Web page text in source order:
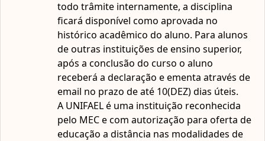
todo trâmite internamente, a disciplina
ficará disponível como aprovada no
histórico acadêmico do aluno. Para alunos
de outras instituições de ensino superior,
após a conclusão do curso o aluno
receberá a declaração e ementa através de
email no prazo de até 10(DEZ) dias úteis.
A UNIFAEL é uma instituição reconhecida
pelo MEC e com autorização para oferta de
educação a distância nas modalidades de